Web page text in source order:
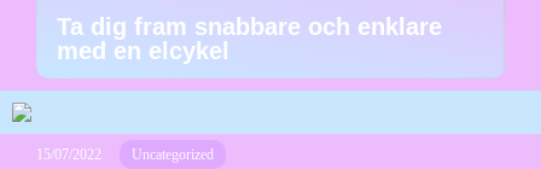
Ta dig fram snabbare och enklare
med en elcykel
15/07/2022 Uncategorized